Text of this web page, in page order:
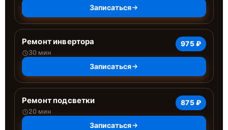
Записаться
Ремонт инвертора
30 мин
975 ₽
Записаться
Ремонт подсветки
20 мин
875 ₽
Записаться